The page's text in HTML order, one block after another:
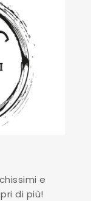
e
di più!